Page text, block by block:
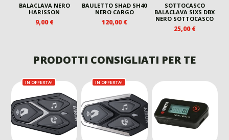
BALACLAVA NERO
HARISSON
9,00€
BAULETTO SHAD SH40
NERO CARGO
120,00€
SOTTOCASCO
BALACLAVA SIXS DBX
NERO SOTTOCASCO
25,00€
PRODOTTI CONSIGLIATI PER TE
IN OFFERTA! IN OFFERTA!